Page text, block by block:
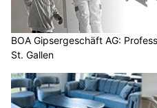
BOA Gipsergeschäft AG:
St. Gallen